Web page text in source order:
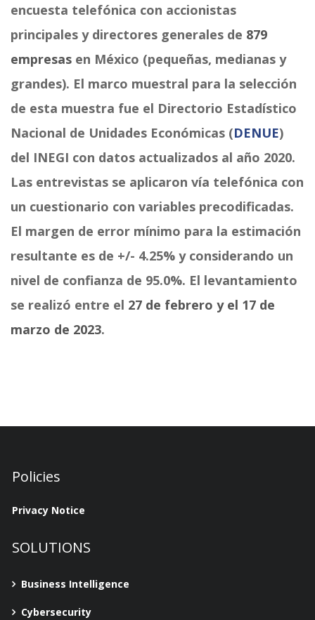
encuesta telefónica con accionistas
principales y directores generales de 879
empresas en México (pequeñas, medianas y
grandes). El marco muestral para la selección
de esta muestra fue el Directorio Estadístico
Nacional de Unidades Económicas (DENUE)
del INEGI con datos actualizados al año 2020.
Las entrevistas se aplicaron vía telefónica con
un cuestionario con variables precodificadas.
El margen de error mínimo para la estimación
resultante es de +/- 4.25% y considerando un
nivel de confianza de 95.0%. El levantamiento
se realizó entre el 27 de febrero y el 17 de
marzo de 2023.
Policies
Privacy Notice
SOLUTIONS
Business Intelligence
Cybersecurity